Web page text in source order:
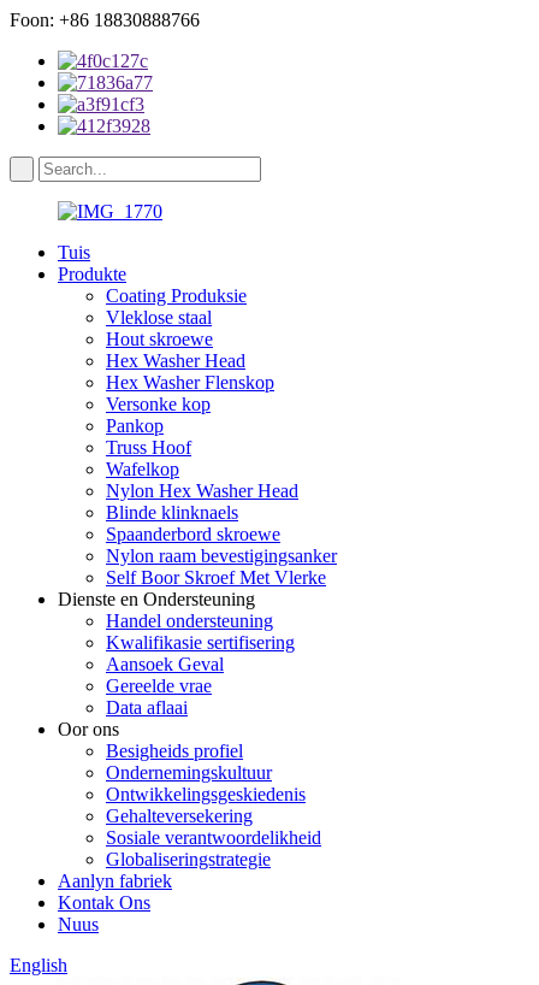
Foon: +86 18830888766
Tuis
Produkte
Coating Produksie
Vleklose staal
Hout skroewe
Hex Washer Head
Hex Washer Flenskop
Versonke kop
Pankop
Truss Hoof
Wafelkop
Nylon Hex Washer Head
Blinde klinknaels
Spaanderbord skroewe
Nylon raam bevestigingsanker
Self Boor Skroef Met Vlerke
Dienste en Ondersteuning
Handel ondersteuning
Kwalifikasie sertifisering
Aansoek Geval
Gereelde vrae
Data aflaai
Oor ons
Besigheids profiel
Ondernemingskultuur
Ontwikkelingsgeskiedenis
Gehalteversekering
Sosiale verantwoordelikheid
Globaliseringstrategie
Aanlyn fabriek
Kontak Ons
Nuus
English